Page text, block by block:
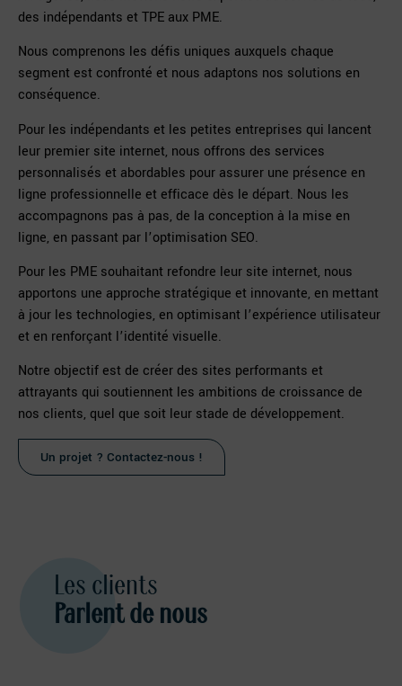
des indépendants et TPE aux PME.
Nous comprenons les défis uniques auxquels chaque
segment est confronté et nous adaptons nos solutions en
conséquence.
Pour les indépendants et les petites entreprises qui lancent
leur premier site internet, nous offrons des services
personnalisés et abordables pour assurer une présence en
ligne professionnelle et efficace dès le départ. Nous les
accompagnons pas à pas, de la conception à la mise en
ligne, en passant par l’optimisation SEO.
Pour les PME souhaitant refondre leur site internet, nous
apportons une approche stratégique et innovante, en mettant
à jour les technologies, en optimisant l’expérience utilisateur
et en renforçant l’identité visuelle.
Notre objectif est de créer des sites performants et
attrayants qui soutiennent les ambitions de croissance de
nos clients, quel que soit leur stade de développement.
Un projet ? Contactez-nous !
Les clients
Parlent de nous